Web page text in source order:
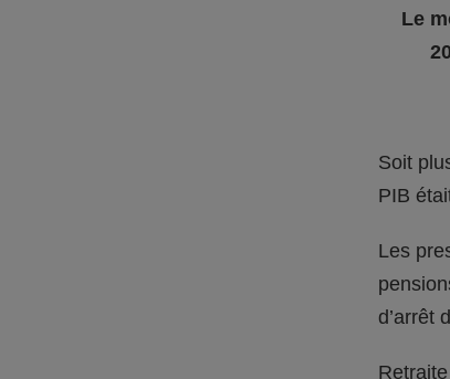
Le
Soit
PIB
Les
d’arrêt